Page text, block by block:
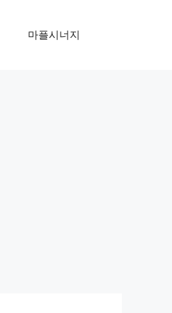
마플시너지